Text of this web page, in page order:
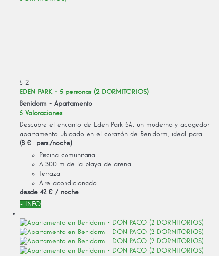
5 2
EDEN PARK - 5 personas (2 DORMITORIOS)
Benidorm - Apartamento
5 Valoraciones
Descubre el encanto de Eden Park 5A, un moderno y acogedor
apartamento ubicado en el corazón de Benidorm, ideal para...
(8 € pers./noche)
Piscina comunitaria
A 300 m de la playa de arena
Terraza
Aire acondicionado
desde 42 € / noche
+ INFO